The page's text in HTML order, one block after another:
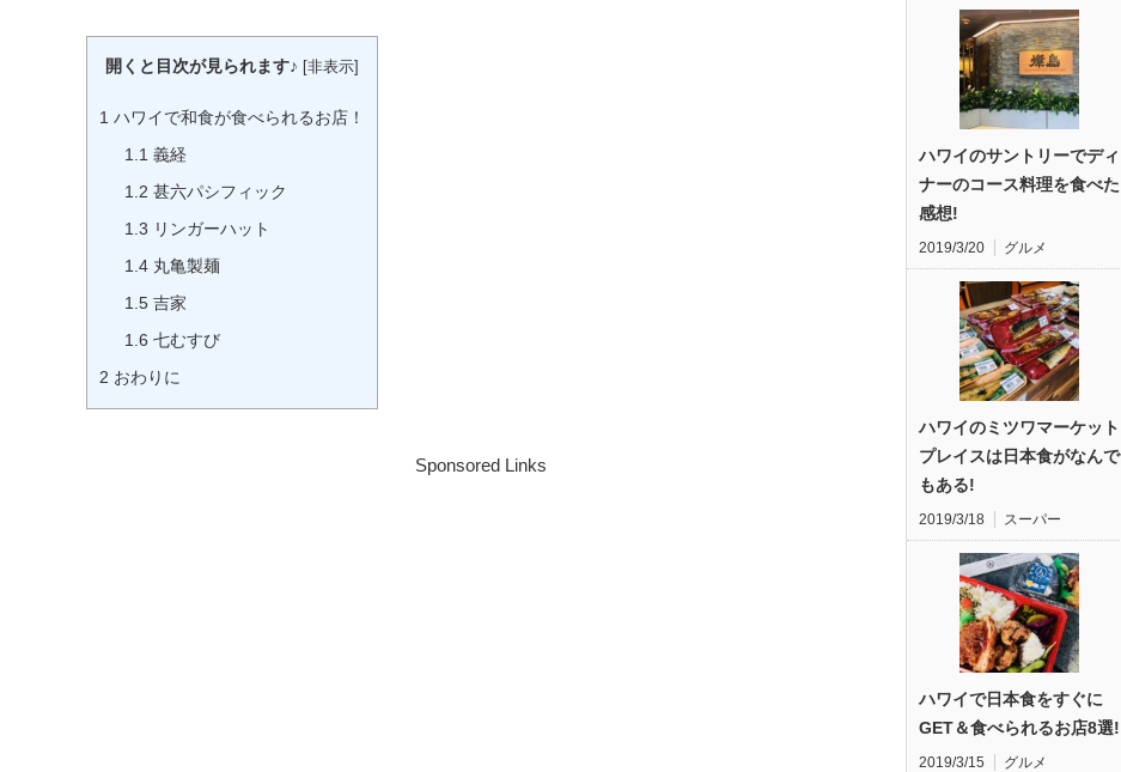
開くと目次が見られます♪ [非表示]
1 ハワイで和食が食べられるお店！
1.1 義経
1.2 甚六パシフィック
1.3 リンガーハット
1.4 丸亀製麺
1.5 吉家
1.6 七むすび
2 おわりに
Sponsored Links
ハワイのサントリーでディ
ナーのコース料理を食べた
感想!
2019/3/20 グルメ
ハワイのミツワマーケット
プレイスは日本食がなんで
もある!
2019/3/18 スーパー
ハワイで日本食をすぐに
GET＆食べられるお店8選!
2019/3/15 グルメ